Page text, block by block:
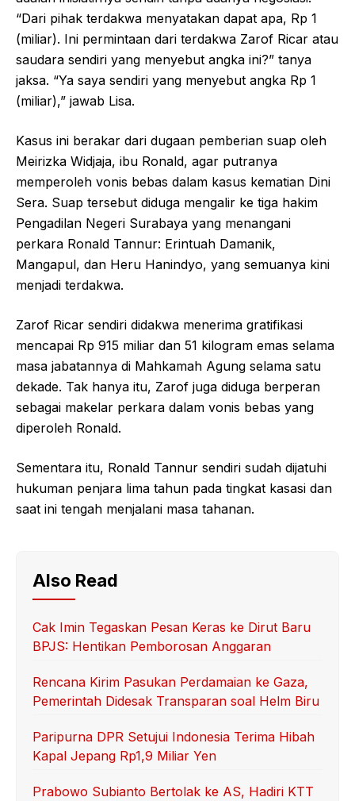
“Dari pihak terdakwa menyatakan dapat apa, Rp 1
(miliar). Ini permintaan dari terdakwa Zarof Ricar atau
saudara sendiri yang menyebut angka ini?” tanya
jaksa. “Ya saya sendiri yang menyebut angka Rp 1
(miliar),” jawab Lisa.
Kasus ini berakar dari dugaan pemberian suap oleh
Meirizka Widjaja, ibu Ronald, agar putranya
memperoleh vonis bebas dalam kasus kematian Dini
Sera. Suap tersebut diduga mengalir ke tiga hakim
Pengadilan Negeri Surabaya yang menangani
perkara Ronald Tannur: Erintuah Damanik,
Mangapul, dan Heru Hanindyo, yang semuanya kini
menjadi terdakwa.
Zarof Ricar sendiri didakwa menerima gratifikasi
mencapai Rp 915 miliar dan 51 kilogram emas selama
masa jabatannya di Mahkamah Agung selama satu
dekade. Tak hanya itu, Zarof juga diduga berperan
sebagai makelar perkara dalam vonis bebas yang
diperoleh Ronald.
Sementara itu, Ronald Tannur sendiri sudah dijatuhi
hukuman penjara lima tahun pada tingkat kasasi dan
saat ini tengah menjalani masa tahanan.
Also Read
Cak Imin Tegaskan Pesan Keras ke Dirut Baru
BPJS: Hentikan Pemborosan Anggaran
Rencana Kirim Pasukan Perdamaian ke Gaza,
Pemerintah Didesak Transparan soal Helm Biru
Paripurna DPR Setujui Indonesia Terima Hibah
Kapal Jepang Rp1,9 Miliar Yen
Prabowo Subianto Bertolak ke AS, Hadiri KTT